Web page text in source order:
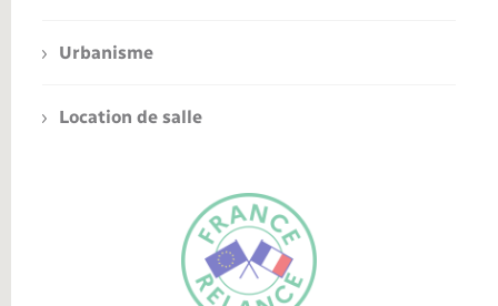
Urbanisme
Location de salle